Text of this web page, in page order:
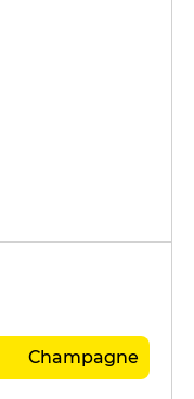
Champagne